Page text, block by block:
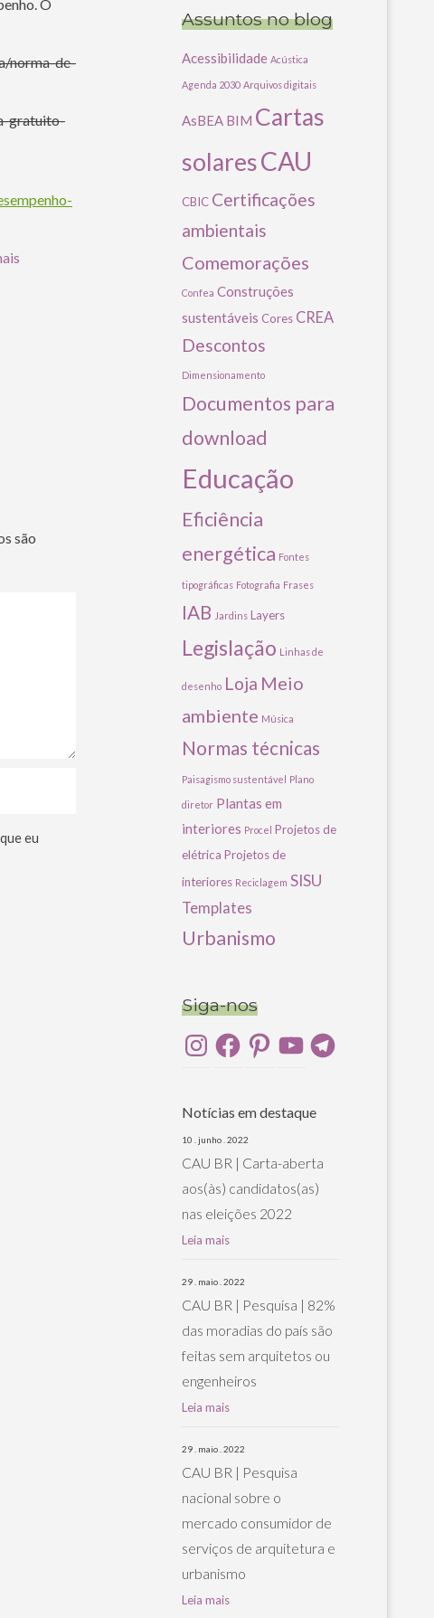
O
norma-de-
gratuito-
são
eu
Assuntos no blog
Acessibilidade Acústica
Agenda 2030 Arquivos digitais
AsBEA BIM Cartas
solaresCAU
CBIC Certificações
ambientais
Comemorações
Confea Construções
sustentáveis Cores CREA
Descontos
Dimensionamento
Documentos para
download
Educação
Eficiência
energética Fontes
tipográficas Fotografia Frases
IAB Jardins Layers
Legislação Linhas de
desenho Loja Meio
ambiente Música
Normas técnicas
Paisagismo sustentável Plano
diretor Plantas em
interiores Procel Projetos de
elétrica Projetos de
interiores Reciclagem SISU
Templates
Urbanismo
Siga-nos
InstagramFacebookPinterestYouTubeTelegram
Notícias em destaque
10 . junho . 2022
CAU BR | Carta-aberta
aos(às) candidatos(as)
nas eleições 2022
Leia mais
29 . maio . 2022
CAU BR | Pesquisa | 82%
das moradias do país são
feitas sem arquitetos ou
engenheiros
Leia mais
29 . maio . 2022
CAU BR | Pesquisa
nacional sobre o
mercado consumidor de
serviços de arquitetura e
urbanismo
Leia mais